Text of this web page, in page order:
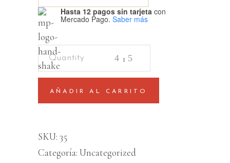
Hasta 12 pagos sin tarjeta con
Mercado Pago. Saber más
quantity
AÑADIR AL CARRITO
SKU: 35
Categoría: Uncategorized